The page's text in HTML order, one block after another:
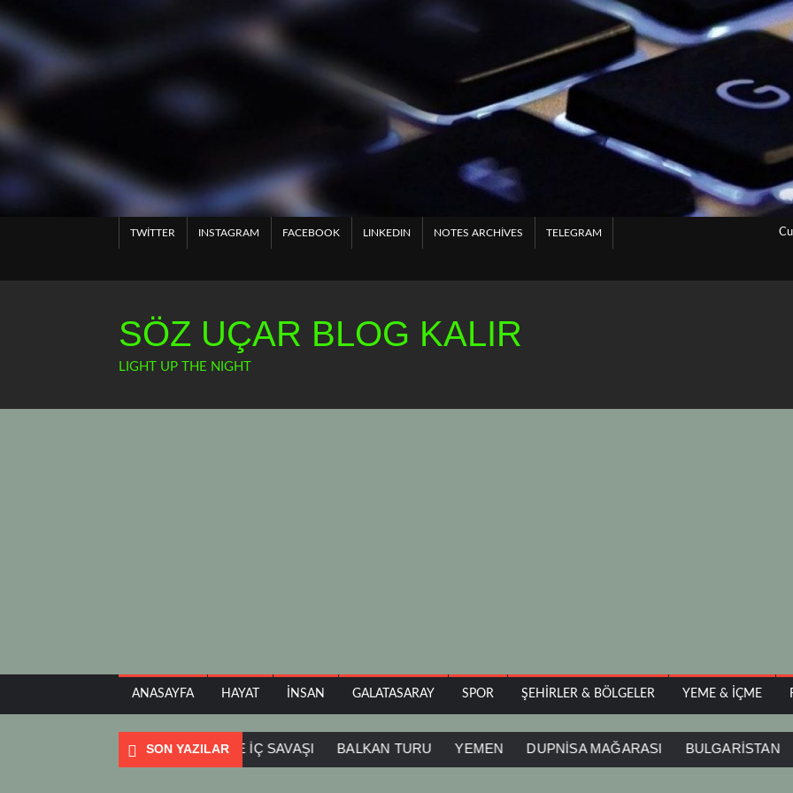
content
TWITTER INSTAGRAM FACEBOOK LINKEDIN NOTES ARCHIVES TELEGRAM
SÖZ UÇAR BLOG KALIR
LIGHT UP THE NIGHT
ANASAYFA HAYAT İNSAN GALATASARAY SPOR ŞEHIRLER & BÖLGELER YEME & İÇME
SON YAZILAR
SURİYE İÇ SAVAŞI BALKAN TURU YEMEN DUPNİSA MAĞARASI BULGARİSTAN